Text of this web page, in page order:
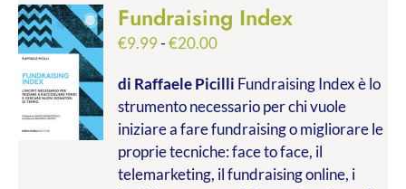
Fundraising Index
€9.99-€20.00Fascia
prezzo:
da
€9.99
a
€20.00
di Raffaele Picilli Fundraising Index è lo
strumento necessario per chi vuole
iniziare a fare fundraising o migliorare le
proprie tecniche: face to face, il
telemarketing, il fundraising online, i